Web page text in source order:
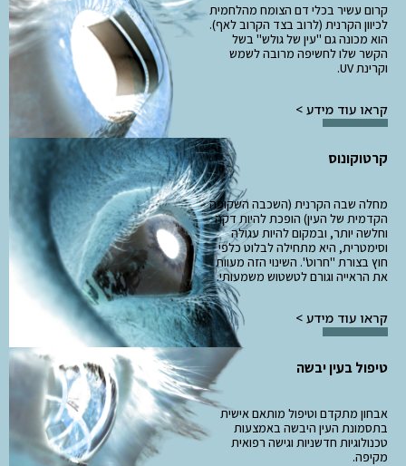
קרום עשיר בכלי דם הצומח מהלחמית
לכיוון הקרנית (לרוב בצד הקרוב לאף).
הוא מכונה גם "עין של גולש" בשל
הקשר שלו לחשיפה מרובה לשמש
וקרינת UV.
קראו עוד מידע >
קרטוקונוס
מחלה שבה הקרנית (השכבה השקופה
הקדמית של העין) הופכת להיות דקה
וחלשה יותר, ובמקום להיות עגולה
וסימטרית, היא מתחילה לבלוט כלפי
חוץ בצורת "חרוט". השינוי הזה מעוות
את הראייה וגורם לטשטוש משמעותי.
קראו עוד מידע >
טיפול בעין יבשה
אבחון מתקדם וטיפול מותאם אישית
בתסמונת העין היבשה באמצעות
טכנולוגיות חדשניות וגישה רפואית
מקיפה.